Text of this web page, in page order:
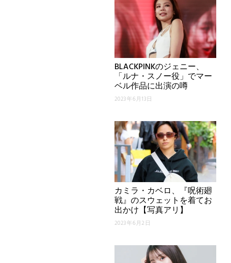
BLACKPINKのジェニー、
「ルナ・スノー役」でマー
ベル作品に出演の噂
2023年6月13日
カミラ・カベロ、『呪術廻
戦』のスウェットを着てお
出かけ【写真アリ】
2023年6月2日